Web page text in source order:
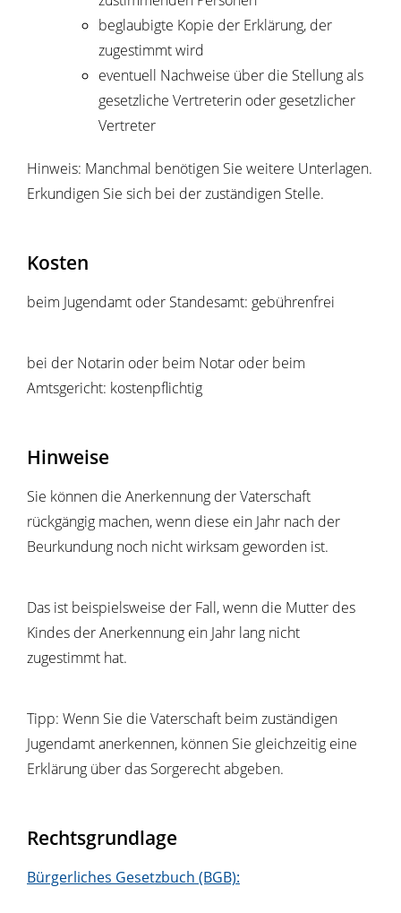
beglaubigte Kopie der Erklärung, der
zugestimmt wird
eventuell Nachweise über die Stellung als
gesetzliche Vertreterin oder gesetzlicher
Vertreter
Hinweis: Manchmal benötigen Sie weitere Unterlagen.
Erkundigen Sie sich bei der zuständigen Stelle.
Kosten
beim Jugendamt oder Standesamt: gebührenfrei
bei der Notarin oder beim Notar oder beim
Amtsgericht: kostenpflichtig
Hinweise
Sie können die Anerkennung der Vaterschaft
rückgängig machen, wenn diese ein Jahr nach der
Beurkundung noch nicht wirksam geworden ist.
Das ist beispielsweise der Fall, wenn die Mutter des
Kindes der Anerkennung ein Jahr lang nicht
zugestimmt hat.
Tipp: Wenn Sie die Vaterschaft beim zuständigen
Jugendamt anerkennen, können Sie gleichzeitig eine
Erklärung über das Sorgerecht abgeben.
Rechtsgrundlage
Bürgerliches Gesetzbuch (BGB):